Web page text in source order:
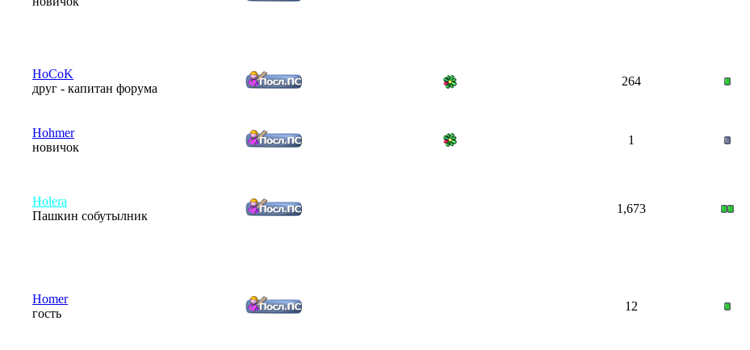
HoCoK
друг - капитан форума
264
Hohmer
новичок
1
Holera
Пашкин собутылник
1,673
Homer
гость
12